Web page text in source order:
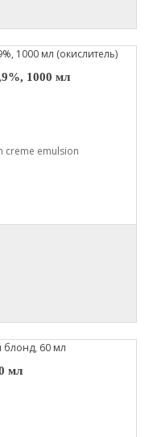
1000 мл
creme emulsion
мл